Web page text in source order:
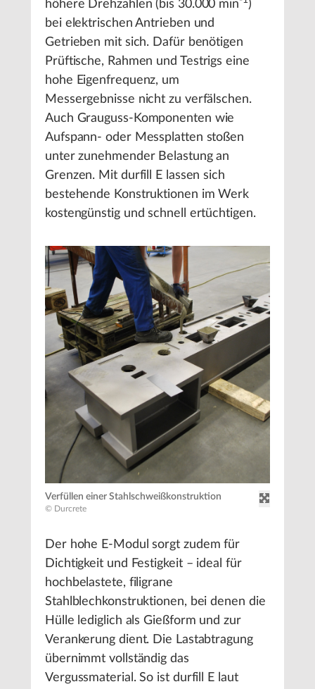
höhere Drehzahlen (bis 30.000 min
)
bei elektrischen Antrieben und
Getrieben mit sich. Dafür benötigen
Prüftische, Rahmen und Testrigs eine
hohe Eigenfrequenz, um
Messergebnisse nicht zu verfälschen.
Auch Grauguss-Komponenten wie
Aufspann- oder Messplatten stoßen
unter zunehmender Belastung an
Grenzen. Mit durfill E lassen sich
bestehende Konstruktionen im Werk
kostengünstig und schnell ertüchtigen.
Verfüllen einer Stahlschweißkonstruktion
© Durcrete
Der hohe E-Modul sorgt zudem für
Dichtigkeit und Festigkeit – ideal für
hochbelastete, filigrane
Stahlblechkonstruktionen, bei denen die
Hülle lediglich als Gießform und zur
Verankerung dient. Die Lastabtragung
übernimmt vollständig das
Vergussmaterial. So ist durfill E laut